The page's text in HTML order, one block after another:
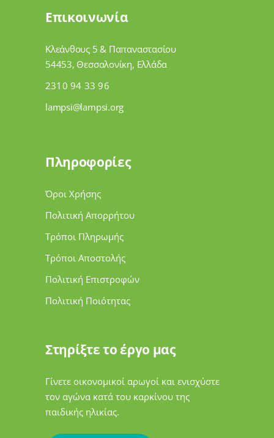
Επικοινωνία
Κλεάνθους 5 & Παπαναστασίου
54453, Θεσσαλονίκη, Ελλάδα
2310 94 33 96
lampsi@lampsi.org
Πληροφορίες
Όροι Χρήσης
Πολιτική Απορρήτου
Τρόποι Πληρωμής
Τρόποι Αποστολής
Πολιτική Επιστροφών
Πολιτική Ποιότητας
Στηρίξτε το έργο μας
Γίνετε οικονομικοί αρωγοί και ενισχύστε
τον αγώνα κατά του καρκίνου της
παιδικής ηλικίας.